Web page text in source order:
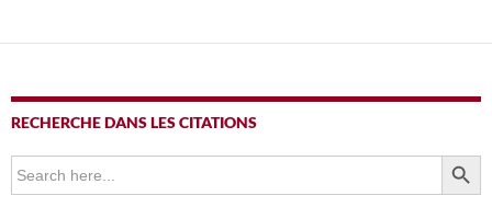
RECHERCHE DANS LES CITATIONS
Search
for:
SEARCH